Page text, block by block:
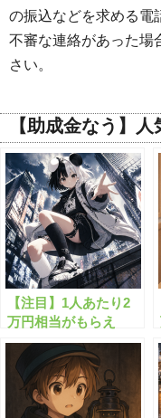
の振込などを求める電
不審な連絡があった場
さい。
【助成金なう】
【注目】1人あたり2
万円相当がもらえ
る”生活支援金”と
は？